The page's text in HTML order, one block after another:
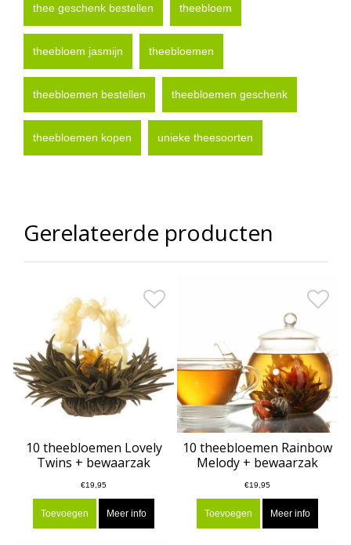
thee geschenk bestellen theebloem
theebloem jasmijn theebloemen
theebloemen bestellen theebloemen geschenk
theebloemen kopen unieke theesoorten
Gerelateerde producten
10 theebloemen Lovely
Twins + bewaarzak
€19,95
Toevoegen Meer info
10 theebloemen Rainbow
Melody + bewaarzak
€19,95
Toevoegen Meer info